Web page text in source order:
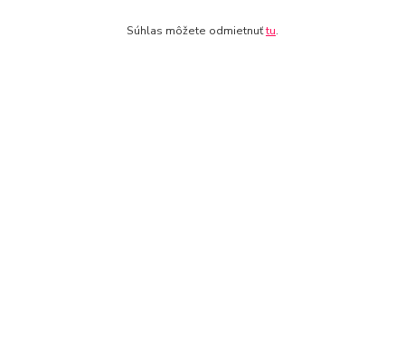
Súhlas môžete odmietnuťtu.